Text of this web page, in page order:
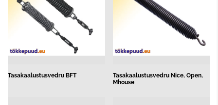
Tasakaalustusvedru BFT
Tasakaalustusvedru Nice, Open,
Mhouse